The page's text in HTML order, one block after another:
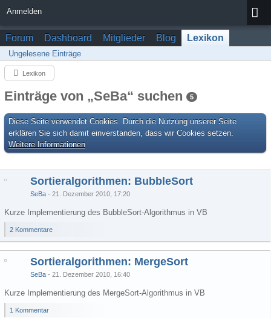
Anmelden
Forum Dashboard Mitglieder Blog Lexikon
Ungelesene Einträge
Lexikon
Einträge von „SeBa“ suchen 5
Diese Seite verwendet Cookies. Durch die Nutzung unserer Seite
erklären Sie sich damit einverstanden, dass wir Cookies setzen.
Weitere Informationen
Sortieralgorithmen: BubbleSort
SeBa 21. Dezember 2010, 17:20
Kurze Implementierung des BubbleSort-Algorithmus in VB
2 Kommentare
Sortieralgorithmen: MergeSort
SeBa 21. Dezember 2010, 16:40
Kurze Implementierung des MergeSort-Algorithmus in VB
1 Kommentar